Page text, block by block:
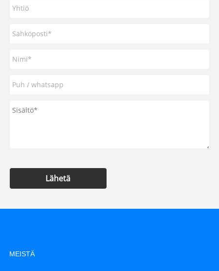
Lähetä
MEISTÄ